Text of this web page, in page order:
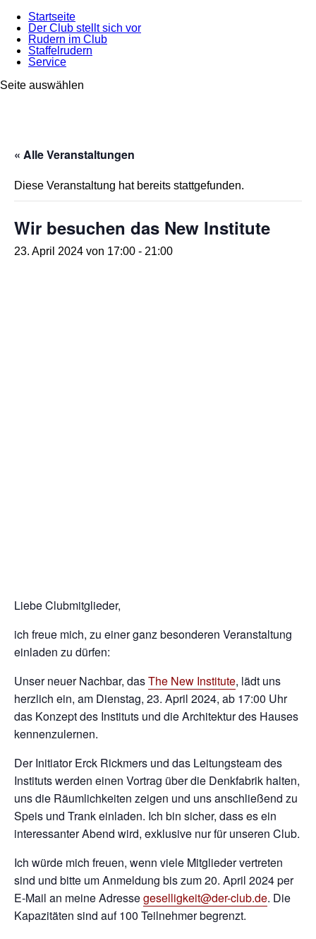
Startseite
Der Club stellt sich vor
Rudern im Club
Staffelrudern
Service
Seite auswählen
« Alle Veranstaltungen
Diese Veranstaltung hat bereits stattgefunden.
Wir besuchen das New Institute
23. April 2024 von 17:00 - 21:00
Liebe Clubmitglieder,
ich freue mich, zu einer ganz besonderen Veranstaltung
einladen zu dürfen:
Unser neuer Nachbar, dasThe New Institute, lädt uns
herzlich ein, am Dienstag, 23. April 2024, ab 17:00 Uhr
das Konzept des Instituts und die Architektur des Hauses
kennenzulernen.
Der Initiator Erck Rickmers und das Leitungsteam des
Instituts werden einen Vortrag über die Denkfabrik halten,
uns die Räumlichkeiten zeigen und uns anschließend zu
Speis und Trank einladen. Ich bin sicher, dass es ein
interessanter Abend wird, exklusive nur für unseren Club.
Ich würde mich freuen, wenn viele Mitglieder vertreten
sind und bitte um Anmeldung bis zum 20. April 2024 per
E-Mail an meine Adressegeselligkeit@der-club.de. Die
Kapazitäten sind auf 100 Teilnehmer begrenzt.